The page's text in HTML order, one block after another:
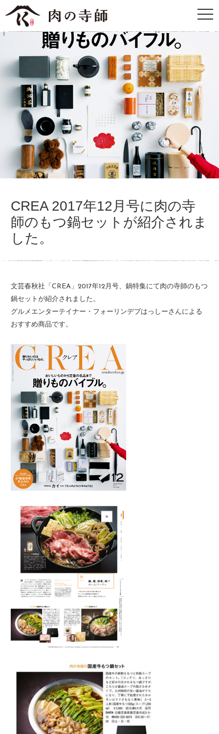
CREA 2017年12月号に肉の寺
師のもつ鍋セットが紹介されま
した。
文芸春秋社「CREA」2017年12月号、鍋特集にて肉の寺師のもつ
鍋セットが紹介されました。
グルメエンターテイナー・フォーリンデブはっしーさんによる
おすすめ商品です。